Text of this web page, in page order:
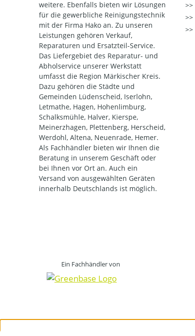
weitere. Ebenfalls bieten wir Lösungen
für die gewerbliche Reinigungstechnik
mit der Firma Hako an. Zu unseren
Leistungen gehören Verkauf,
Reparaturen und Ersatzteil-Service.
Das Liefergebiet des Reparatur- und
Abholservice unserer Werkstatt
umfasst die Region Märkischer Kreis.
Dazu gehören die Städte und
Gemeinden Lüdenscheid, Iserlohn,
Letmathe, Hagen, Hohenlimburg,
Schalksmühle, Halver, Kierspe,
Meinerzhagen, Plettenberg, Herscheid,
Werdohl, Altena, Neuenrade, Hemer.
Als Fachhändler bieten wir Ihnen die
Beratung in unserem Geschäft oder
bei Ihnen vor Ort an. Auch ein
Versand von ausgewählten Geräten
innerhalb Deutschlands ist möglich.
Ein Fachhändler von